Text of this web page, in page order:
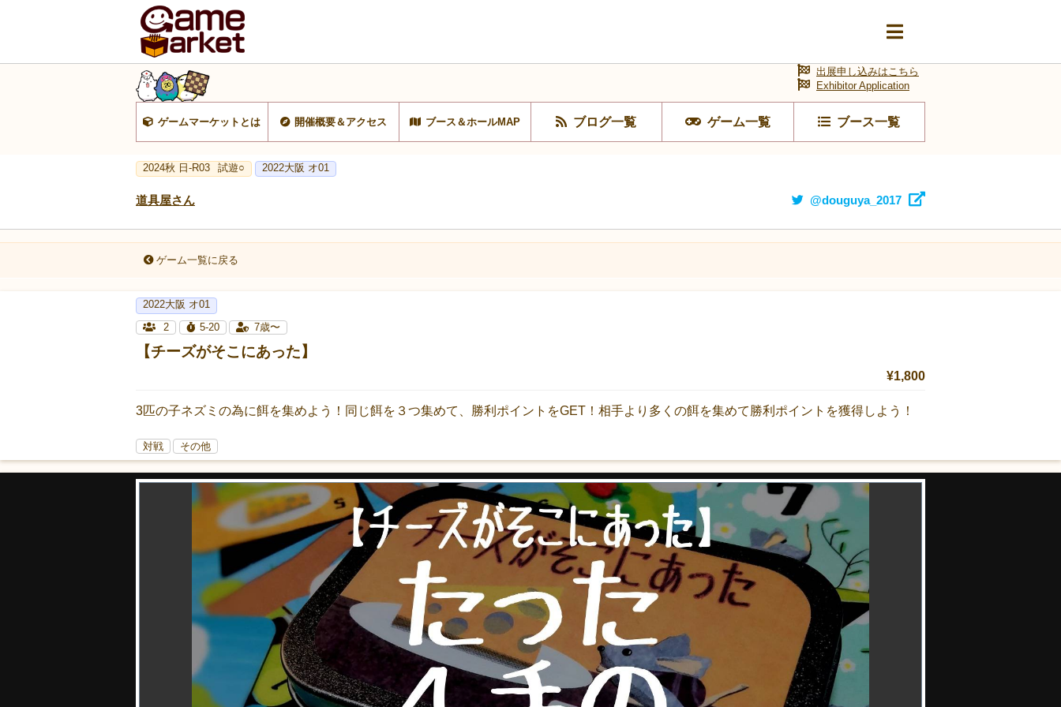
ゲームマーケットとは 開催概要＆アクセス ブース＆ホールMAP ブログ一覧 ゲーム一覧 ブース一覧
出展申し込みはこちら
Exhibitor Application
2024秋 日-R03 試遊○ 2022大阪 オ01
道具屋さん @douguya_2017
ゲーム一覧に戻る
2022大阪 オ01
2
5-20 7歳〜
【チーズがそこにあった】
¥1,800
3匹の子ネズミの為に餌を集めよう！同じ餌を３つ集めて、勝利ポイントをGET！相手より多くの餌を集めて勝利ポイントを獲得しよう！
対戦 その他